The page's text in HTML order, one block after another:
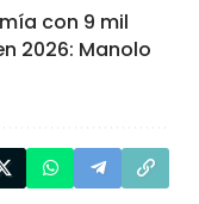
con 9 mil
2026: Manolo